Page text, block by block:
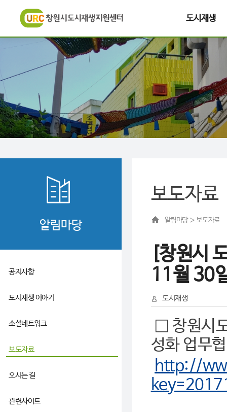
도시재생
알림마당
공지사항
도시재생 이야기
소셜네트워크
보도자료
오시는 길
관련사이트
보도자료
알림마당 ＞ 보도자료
[창원시
11월 30
도시재생
□ 창원시
성화 업무
http://